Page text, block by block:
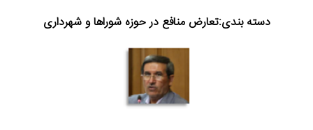
دسته بندی:تعارض منافع در حوزه شوراها و شهرداری